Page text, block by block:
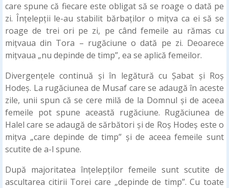
care spune că fiecare este obligat să se roage o dată pe
zi. Înțelepții le-au stabilit bărbaților o mițva ca ei să se
roage de trei ori pe zi, pe când femeile au rămas cu
mițvaua din Tora – rugăciune o dată pe zi. Deoarece
mițvaua „nu depinde de timp”, ea se aplică femeilor.
Divergențele continuă și în legătură cu Șabat și Roș
Hodeș. La rugăciunea de Musaf care se adaugă în aceste
zile, unii spun că se cere milă de la Domnul și de aceea
femeile pot spune această rugăciune. Rugăciunea de
Halel care se adaugă de sărbători și de Roș Hodeș este o
mițva „care depinde de timp” și de aceea femeile sunt
scutite de a-l spune.
După majoritatea înțelepților femeile sunt scutite de
ascultarea citirii Torei care „depinde de timp”. Cu toate